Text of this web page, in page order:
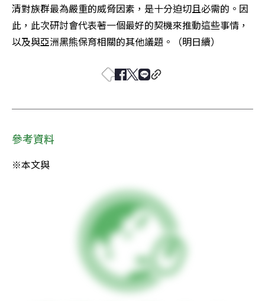
清對族群最為嚴重的威脅因素，是十分迫切且必需的。因
此，此次研討會代表著一個最好的契機來推動這些事情，
以及與亞洲黑熊保育相關的其他議題。（明日續）
參考資料
※本文與